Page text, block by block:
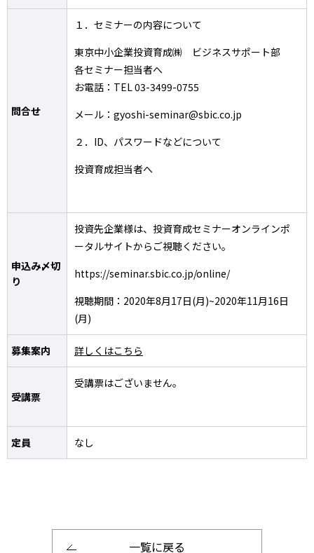
問合せ
１．セミナーの内容について
東京中小企業投資育成㈱ ビジネスサポート部
各セミナー担当者へ
お電話：TEL 03-3499-0755
メール：gyoshi-seminar@sbic.co.jp
２．ID、パスワードなどについて
投資育成担当者へ
申込み〆切
り
投資先企業様は、投資育成セミナーオンラインポ
ータルサイトからご視聴ください。
https://seminar.sbic.co.jp/online/
視聴期間：2020年8月17日(月)~2020年11月16日
(月)
募集案内 詳しくはこちら
受講票
受講票はございません。
定員 なし
一覧に戻る